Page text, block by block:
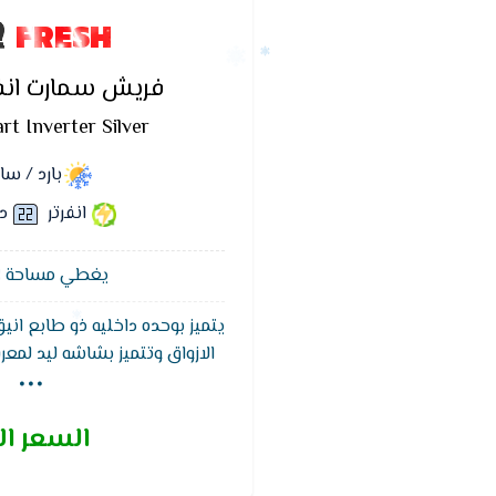
FRESH
فريش سمارت
Inverter Silver
بارد /
انفرتر
يغطي مساحة 12 متر²
يتميز بوحده داخليه ذو طابع
الازواق وتتميز بشاشه ليد
التشغيل ويتميز ايضا بفلاتر
...
السعر